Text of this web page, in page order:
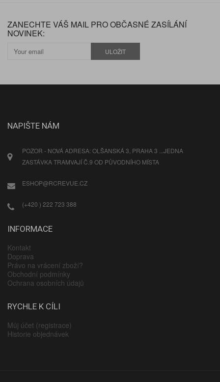
ZANECHTE VÁŠ MAIL PRO OBČASNÉ ZASÍLÁNÍ
NOVINEK:
ULOŽIT
NAPIŠTE NÁM
POZOR - NOVÁ ADRESA: OLŠANSKÁ 3, PRAHA 3 ...JEDNA
ZASTÁVKA TRAMVAJÍ Č.9 OD PŮVODNÍHO MÍSTA
ESHOP@RCREVUE.CZ
(+420 ) 222 723 388
INFORMACE
Kontakt
Doprava
Právo na vrácení zboží?
Obchodní podmínky
Ochrana osobních údajů
RYCHLE K CÍLI
Můj účet (registrace)
Historie objednávek